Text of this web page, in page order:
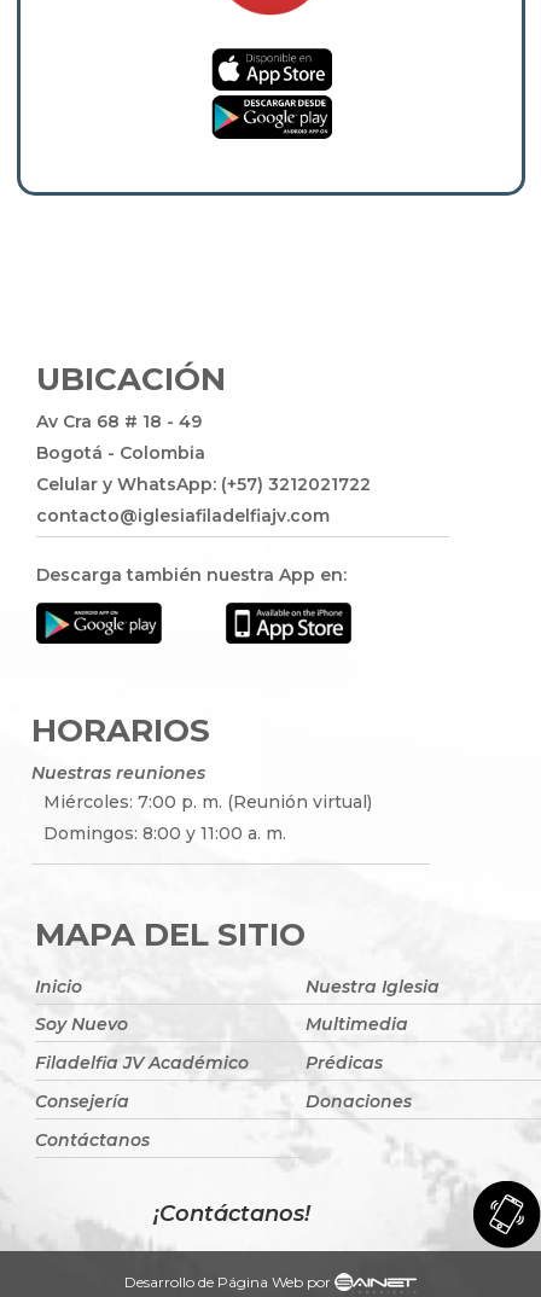
UBICACIÓN
Av Cra 68 # 18 - 49
Bogotá - Colombia
Celular y WhatsApp: (+57) 3212021722
contacto@iglesiafiladelfiajv.com
Descarga también nuestra App en:
HORARIOS
Nuestras reuniones
Miércoles: 7:00 p. m. (Reunión virtual)
Domingos: 8:00 y 11:00 a. m.
MAPA DEL SITIO
Inicio
Nuestra Iglesia
Soy Nuevo
Multimedia
Filadelfia JV Académico
Prédicas
Consejería
Donaciones
Contáctanos
¡Contáctanos!
Desarrollo de Página Web por